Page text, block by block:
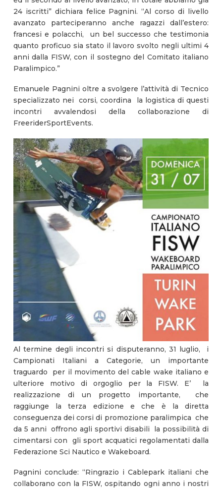
24 iscritti” dichiara felice Pagnini. “Al corso di livello
avanzato parteciperanno anche ragazzi dall’estero:
francesi e polacchi, un bel successo che testimonia
quanto proficuo sia stato il lavoro svolto negli ultimi 4
anni dalla FISW, con il sostegno del Comitato italiano
Paralimpico.”
Emanuele Pagnini oltre a svolgere l’attività di Tecnico
specializzato nei corsi, coordina la logistica di questi
incontri avvalendosi della collaborazione di
FreeriderSportEvents.
Al termine degli incontri si disputeranno, 31 luglio, i
Campionati Italiani a Categorie, un importante
traguardo per il movimento del cable wake italiano e
ulteriore motivo di orgoglio per la FISW. E’ la
realizzazione di un progetto importante, che
raggiunge la terza edizione e che è la diretta
conseguenza dei corsi di promozione paralimpica che
da 5 anni offrono agli sportivi disabili la possibilità di
cimentarsi con gli sport acquatici regolamentati dalla
Federazione Sci Nautico e Wakeboard.
Pagnini conclude: “Ringrazio i Cablepark italiani che
collaborano con la FISW, ospitando ogni anno i nostri